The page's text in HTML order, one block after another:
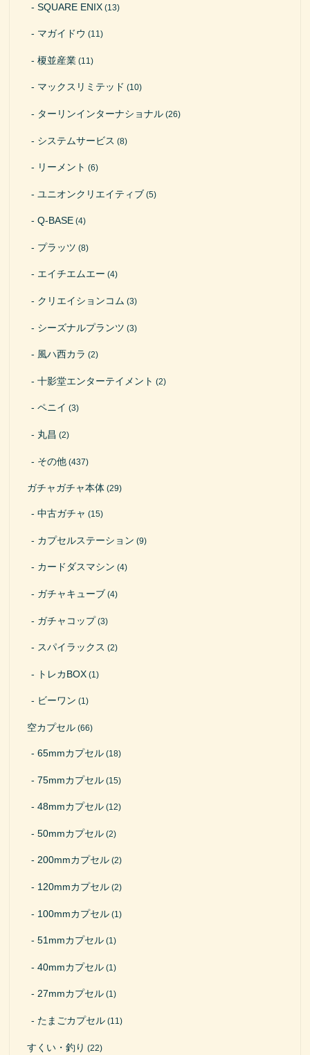
SQUARE ENIX (13)
マガイドウ (11)
榎並産業 (11)
マックスリミテッド (10)
ターリンインターナショナル (26)
システムサービス (8)
リーメント (6)
ユニオンクリエイティブ (5)
Q-BASE (4)
プラッツ (8)
エイチエムエー (4)
クリエイションコム (3)
シーズナルプランツ (3)
風ハ西カラ (2)
十影堂エンターテイメント (2)
ペニイ (3)
丸昌 (2)
その他 (437)
ガチャガチャ本体 (29)
中古ガチャ (15)
カプセルステーション (9)
カードダスマシン (4)
ガチャキューブ (4)
ガチャコップ(3)
スパイラックス (2)
トレカBOX (1)
ビーワン (1)
空カプセル (66)
65mmカプセル (18)
75mmカプセル (15)
48mmカプセル (12)
50mmカプセル (2)
200mmカプセル (2)
120mmカプセル (2)
100mmカプセル (1)
51mmカプセル (1)
40mmカプセル (1)
27mmカプセル (1)
たまごカプセル (11)
すくい・釣り (22)